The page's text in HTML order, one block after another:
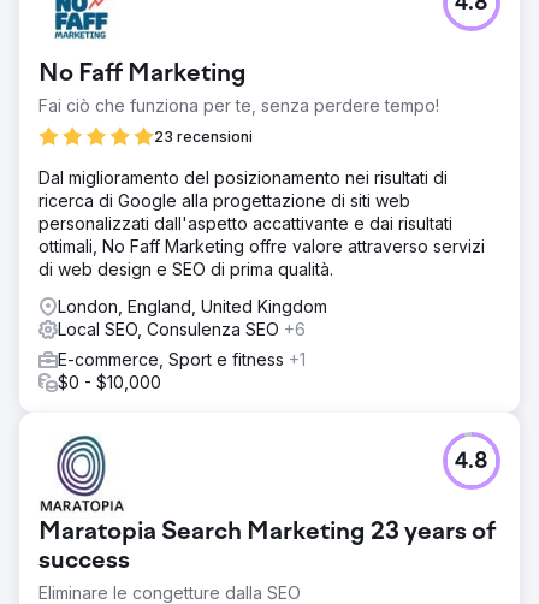
No Faff Marketing
Fai ciò che funziona per te, senza perdere tempo!
23 recensioni
Dal miglioramento del posizionamento nei risultati di
ricerca di Google alla progettazione di siti web
personalizzati dall'aspetto accattivante e dai risultati
ottimali, No Faff Marketing offre valore attraverso servizi
di web design e SEO di prima qualità.
London, England, United Kingdom
Local SEO, Consulenza SEO +6
E-commerce, Sport e fitness +1
$0 - $10,000
Maratopia Search Marketing 23 years of
success
Eliminare le congetture dalla SEO
4.8